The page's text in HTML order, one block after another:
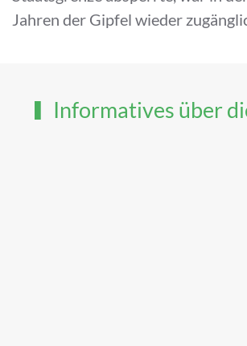
Jahren der Gipfel wieder
Informatives über